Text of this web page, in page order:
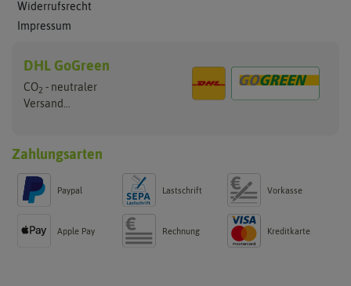
Widerrufsrecht
Impressum
DHL GoGreen
CO2 - neutraler
Versand...
Zahlungsarten
Paypal Lastschrift Vorkasse
Apple Pay Rechnung Kreditkarte